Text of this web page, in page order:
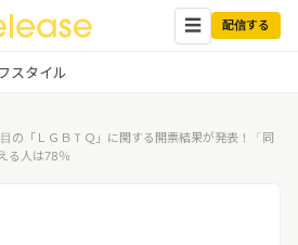
☰ 配信する
スタイル
✕
イン
の「ＬＧＢＴＱ」に関する開票結果が発表！「同
る人は78％